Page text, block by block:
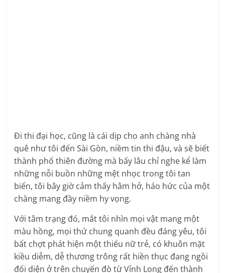
Đi thi đại học, cũng là cái dịp cho anh chàng nhà
quê như tôi đến Sài Gòn, niềm tin thi đậu, và sẽ biết
thành phố thiên đường mà bấy lâu chỉ nghe kể làm
những nỗi buồn những mệt nhọc trong tôi tan
biến, tôi bây giờ cảm thấy hâm hở, háo hức của một
chàng mang đầy niềm hy vọng.
Với tâm trạng đó, mắt tôi nhìn mọi vật mang một
màu hồng, mọi thứ chung quanh đều đáng yêu, tôi
bất chợt phát hiện một thiếu nữ trẻ, có khuôn mặt
kiều diễm, dễ thương trông rất hiền thục đang ngồi
đối diện ở trên chuyến đò từ Vỉnh Long đến thành